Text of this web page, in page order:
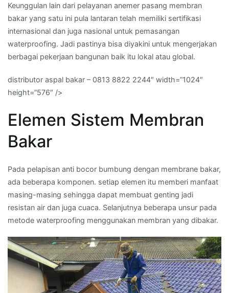
Keunggulan lain dari pelayanan anemer pasang membran
bakar yang satu ini pula lantaran telah memiliki sertifikasi
internasional dan juga nasional untuk pemasangan
waterproofing. Jadi pastinya bisa diyakini untuk mengerjakan
berbagai pekerjaan bangunan baik itu lokal atau global.
distributor aspal bakar – 0813 8822 2244″ width=”1024″
height=”576″ />
Elemen Sistem Membran
Bakar
Pada pelapisan anti bocor bumbung dengan membrane bakar,
ada beberapa komponen. setiap elemen itu memberi manfaat
masing-masing sehingga dapat membuat genting jadi
resistan air dan juga cuaca. Selanjutnya beberapa unsur pada
metode waterproofing menggunakan membran yang dibakar.